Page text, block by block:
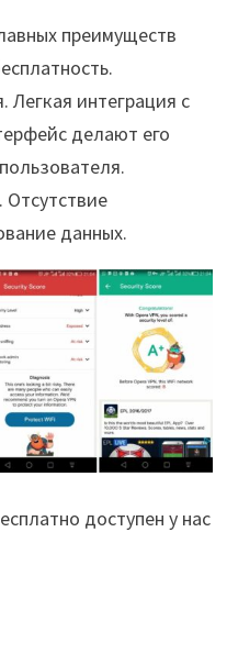
преимуществ
Легкая интеграция с
делают его
данных.
доступен у нас